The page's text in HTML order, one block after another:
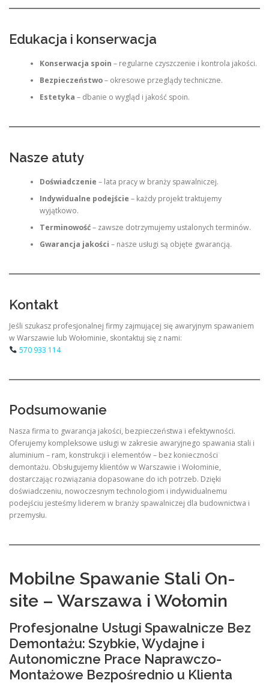
Edukacja i konserwacja
Konserwacja spoin – regularne czyszczenie i kontrola jakości.
Bezpieczeństwo– okresowe przeglądy techniczne.
Estetyka – dbanie o wygląd i jakość spoin.
Nasze atuty
Doświadczenie – lata pracy w branży spawalniczej.
Indywidualne podejście – każdy projekt traktujemy
wyjątkowo.
Terminowość– zawsze dotrzymujemy ustalonych terminów.
Gwarancja jakości – nasze usługi są objęte gwarancją.
Kontakt
Jeśli szukasz profesjonalnej firmy zajmującej się awaryjnym spawaniem
w Warszawie lub Wołominie, skontaktuj się z nami:
570 933 114
Podsumowanie
Nasza firma to gwarancja jakości, bezpieczeństwa i efektywności.
Oferujemy kompleksowe usługi w zakresie awaryjnego spawania stali i
aluminium – ram, konstrukcji i elementów – bez konieczności
demontażu. Obsługujemy klientów w Warszawie i Wołominie,
dostarczając rozwiązania dopasowane do ich potrzeb. Dzięki
doświadczeniu, nowoczesnym technologiom i indywidualnemu
podejściu jesteśmy liderem w branży spawalniczej dla budownictwa i
przemysłu.
Mobilne Spawanie Stali On-
site – Warszawa i Wołomin
Profesjonalne Usługi Spawalnicze Bez
Demontażu: Szybkie, Wydajne i
Autonomiczne Prace Naprawczo-
Montażowe Bezpośrednio u Klienta